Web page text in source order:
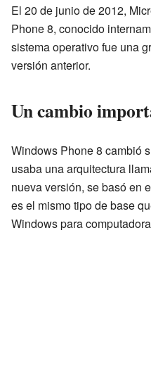
El 20 de junio de 2012,
Phone 8, conocido
sistema operativo fue una
versión anterior.
Un cambio
Windows Phone 8 cambió
usaba una arquitectura
nueva versión, se basó en
es el mismo tipo de base
Windows para